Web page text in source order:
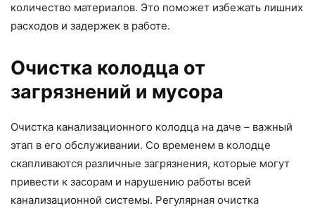
количество материалов. Это поможет избежать лишних
расходов и задержек в работе.
Очистка колодца от
загрязнений и мусора
Очистка канализационного колодца на даче – важный
этап в его обслуживании. Со временем в колодце
скапливаются различные загрязнения, которые могут
привести к засорам и нарушению работы всей
канализационной системы. Регулярная очистка